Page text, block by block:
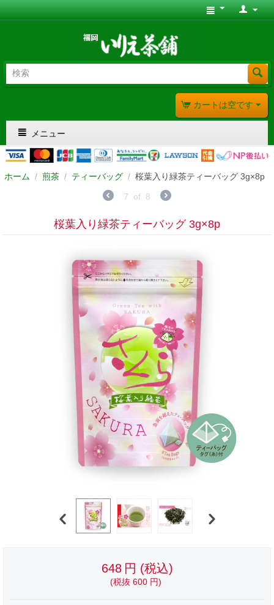
カートは空です
メニュー
ホーム / 煎茶 / ティーバッグ / 桜葉入り緑茶ティーバッグ 3g×8p
7 of 8
桜葉入り緑茶ティーバッグ 3g×8p
648 円 (税込)
(税抜 600 円)